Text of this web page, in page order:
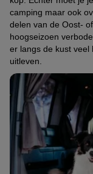
camping maar ook
delen van de Oost-
hoogseizoen
er langs de kust veel
uitleven.